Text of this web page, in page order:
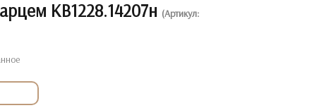
КВ1228.14207н (Артикул: